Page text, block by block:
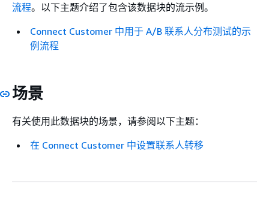
流程。以下主题介绍了包含该数据块的流示例。
Connect Customer 中用于 A/B 联系人分布测试的示
例流程
场景
有关使用此数据块的场景，请参阅以下主题：
在 Connect Customer 中设置联系人转移